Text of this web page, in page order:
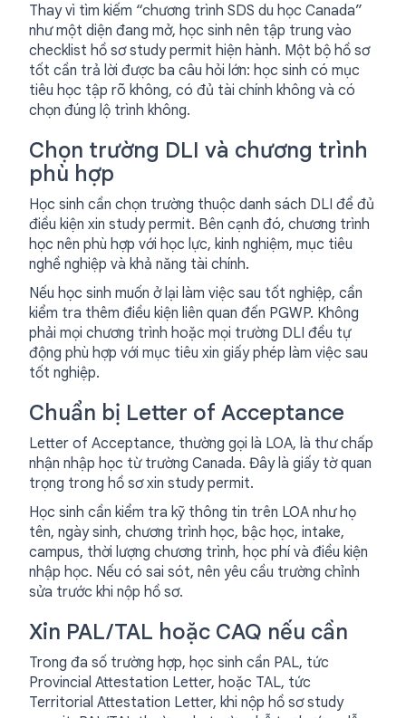
Thay vì tìm kiếm “chương trình SDS du học Canada”
như một diện đang mở, học sinh nên tập trung vào
checklist hồ sơ study permit hiện hành. Một bộ hồ sơ
tốt cần trả lời được ba câu hỏi lớn: học sinh có mục
tiêu học tập rõ không, có đủ tài chính không và có
chọn đúng lộ trình không.
Chọn trường DLI và chương trình
phù hợp
Học sinh cần chọn trường thuộc danh sách DLI để đủ
điều kiện xin study permit. Bên cạnh đó, chương trình
học nên phù hợp với học lực, kinh nghiệm, mục tiêu
nghề nghiệp và khả năng tài chính.
Nếu học sinh muốn ở lại làm việc sau tốt nghiệp, cần
kiểm tra thêm điều kiện liên quan đến PGWP. Không
phải mọi chương trình hoặc mọi trường DLI đều tự
động phù hợp với mục tiêu xin giấy phép làm việc sau
tốt nghiệp.
Chuẩn bị Letter of Acceptance
Letter of Acceptance, thường gọi là LOA, là thư chấp
nhận nhập học từ trường Canada. Đây là giấy tờ quan
trọng trong hồ sơ xin study permit.
Học sinh cần kiểm tra kỹ thông tin trên LOA như họ
tên, ngày sinh, chương trình học, bậc học, intake,
campus, thời lượng chương trình, học phí và điều kiện
nhập học. Nếu có sai sót, nên yêu cầu trường chỉnh
sửa trước khi nộp hồ sơ.
Xin PAL/TAL hoặc CAQ nếu cần
Trong đa số trường hợp, học sinh cần PAL, tức
Provincial Attestation Letter, hoặc TAL, tức
Territorial Attestation Letter, khi nộp hồ sơ study